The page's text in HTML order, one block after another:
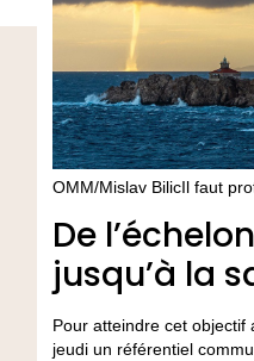
OMM/Mislav BilicIl faut
De
jusqu’à la
Pour atteindre cet objectif
jeudi un référentiel